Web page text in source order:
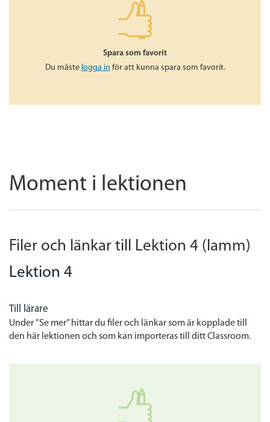
Spara som favorit
Du måste logga in för att kunna spara som favorit.
Moment i lektionen
Filer och länkar till Lektion 4 (lamm)
Lektion 4
Till lärare
Under ”Se mer” hittar du filer och länkar som är kopplade till
den här lektionen och som kan importeras till ditt Classroom.